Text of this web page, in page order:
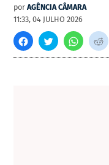
por AGÊNCIA CÂMARA
11:33, 04 JULHO 2026